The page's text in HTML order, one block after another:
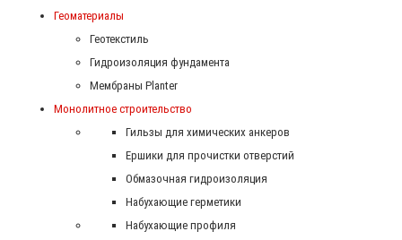
Геоматериалы
Геотекстиль
Гидроизоляция фундамента
Мембраны Planter
Монолитное строительство
Гильзы для химических анкеров
Ершики для прочистки отверстий
Обмазочная гидроизоляция
Набухающие герметики
Набухающие профиля